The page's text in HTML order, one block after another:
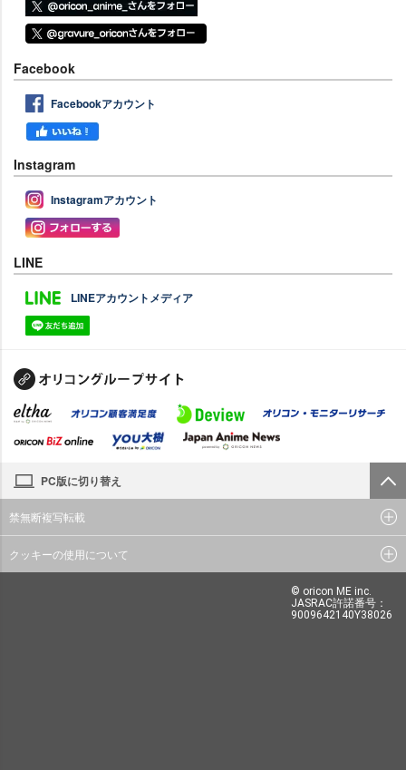
Facebook
Facebookアカウント
Instagram
Instagramアカウント
LINE
LINEアカウントメディア
PC版に切り替え
禁無断複写転載
クッキーの使用について
© oricon ME inc.
JASRAC許諾番号：
9009642140Y38026